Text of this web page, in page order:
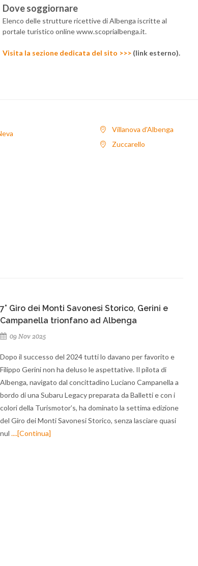
Dove soggiornare
Elenco delle strutture ricettive di Albenga iscritte al
portale turistico online www.scoprialbenga.it.
Visita la sezione dedicata del sito >>>(link esterno).
Villanova d'Albenga
Zuccarello
7° Giro dei Monti Savonesi Storico, Gerini e
Campanella trionfano ad Albenga
09 Nov 2025
Dopo il successo del 2024 tutti lo davano per favorito e
Filippo Gerini non ha deluso le aspettative. Il pilota di
Albenga, navigato dal concittadino Luciano Campanella a
bordo di una Subaru Legacy preparata da Balletti e con i
colori della Turismotor’s, ha dominato la settima edizione
del Giro dei Monti Savonesi Storico, senza lasciare quasi
nul ....[Continua]